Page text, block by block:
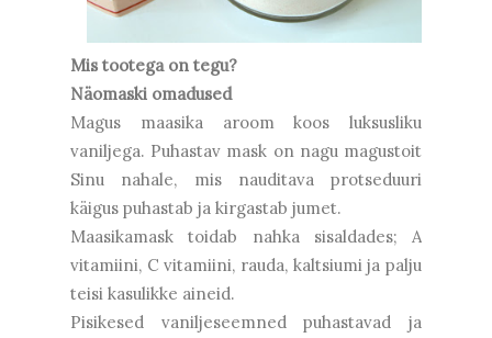
Mis tootega on tegu?
Näomaski omadused
Magus maasika aroom koos luksusliku
vaniljega. Puhastav mask on nagu magustoit
Sinu nahale, mis nauditava protseduuri
käigus puhastab ja kirgastab jumet.
Maasikamask toidab nahka sisaldades; A
vitamiini, C vitamiini, rauda, kaltsiumi ja palju
teisi kasulikke aineid.
Pisikesed vaniljeseemned puhastavad ja